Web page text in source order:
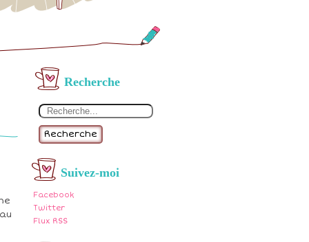
Recherche
Recherche
Suivez-moi
Facebook
Twitter
Flux RSS